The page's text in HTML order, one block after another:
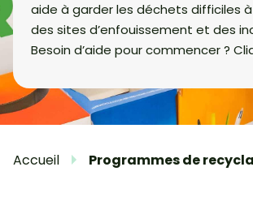
aide à garder les déchets difficiles
des sites d’enfouissement et des
Besoin d’aide pour commencer ?
Accueil Programmes de